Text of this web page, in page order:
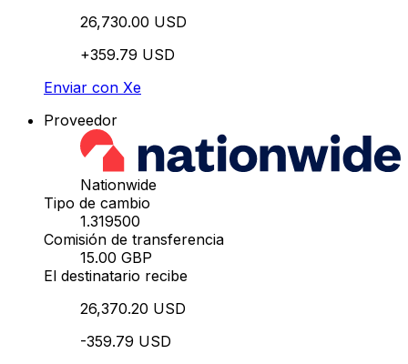
26,730.00 USD
+359.79 USD
Enviar con Xe
Proveedor
Nationwide
Tipo de cambio
1.319500
Comisión de transferencia
15.00 GBP
El destinatario recibe
26,370.20 USD
-359.79 USD